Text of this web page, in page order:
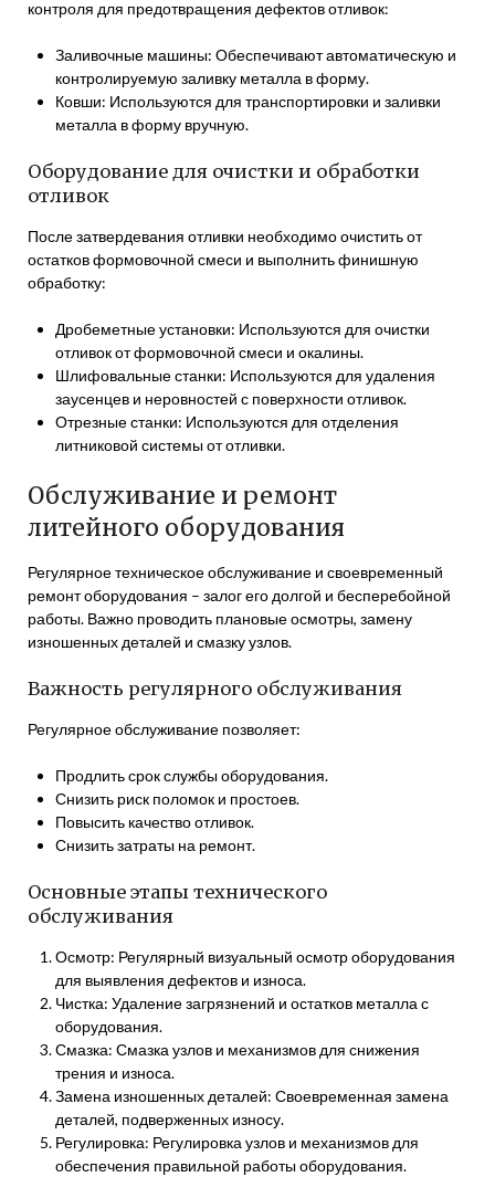
контроля для предотвращения дефектов отливок:
Заливочные машины: Обеспечивают автоматическую и
контролируемую заливку металла в форму.
Ковши: Используются для транспортировки и заливки
металла в форму вручную.
Оборудование для очистки и обработки
отливок
После затвердевания отливки необходимо очистить от
остатков формовочной смеси и выполнить финишную
обработку:
Дробеметные установки: Используются для очистки
отливок от формовочной смеси и окалины.
Шлифовальные станки: Используются для удаления
заусенцев и неровностей с поверхности отливок.
Отрезные станки: Используются для отделения
литниковой системы от отливки.
Обслуживание и ремонт
литейного оборудования
Регулярное техническое обслуживание и своевременный
ремонт оборудования – залог его долгой и бесперебойной
работы. Важно проводить плановые осмотры, замену
изношенных деталей и смазку узлов.
Важность регулярного обслуживания
Регулярное обслуживание позволяет:
Продлить срок службы оборудования.
Снизить риск поломок и простоев.
Повысить качество отливок.
Снизить затраты на ремонт.
Основные этапы технического
обслуживания
Осмотр: Регулярный визуальный осмотр оборудования
для выявления дефектов и износа.
Чистка: Удаление загрязнений и остатков металла с
оборудования.
Смазка: Смазка узлов и механизмов для снижения
трения и износа.
Замена изношенных деталей: Своевременная замена
деталей, подверженных износу.
Регулировка: Регулировка узлов и механизмов для
обеспечения правильной работы оборудования.